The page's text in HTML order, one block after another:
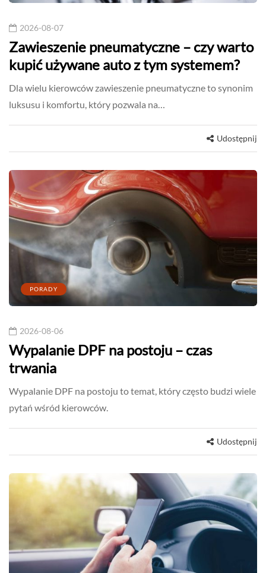
2026-08-07
Zawieszenie pneumatyczne – czy warto
kupić używane auto z tym systemem?
Dla wielu kierowców zawieszenie pneumatyczne to synonim
luksusu i komfortu, który pozwala na…
Udostępnij
PORADY
2026-08-06
Wypalanie DPF na postoju – czas
trwania
Wypalanie DPF na postoju to temat, który często budzi wiele
pytań wśród kierowców.
Udostępnij